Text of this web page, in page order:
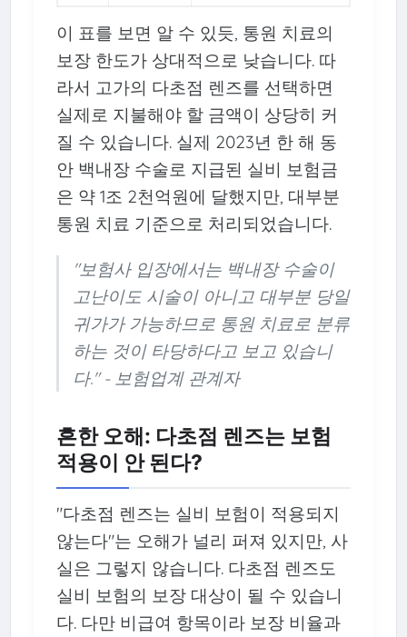
이 표를 보면 알 수 있듯, 통원 치료의
보장 한도가 상대적으로 낮습니다. 따
라서 고가의 다초점 렌즈를 선택하면
실제로 지불해야 할 금액이 상당히 커
질 수 있습니다. 실제 2023년 한 해 동
안 백내장 수술로 지급된 실비 보험금
은 약 1조 2천억원에 달했지만, 대부분
통원 치료 기준으로 처리되었습니다.
"보험사 입장에서는 백내장 수술이
고난이도 시술이 아니고 대부분 당일
귀가가 가능하므로 통원 치료로 분류
하는 것이 타당하다고 보고 있습니
다." - 보험업계 관계자
흔한 오해: 다초점 렌즈는 보험
적용이 안 된다?
"다초점 렌즈는 실비 보험이 적용되지
않는다"는 오해가 널리 퍼져 있지만, 사
실은 그렇지 않습니다. 다초점 렌즈도
실비 보험의 보장 대상이 될 수 있습니
다. 다만 비급여 항목이라 보장 비율과